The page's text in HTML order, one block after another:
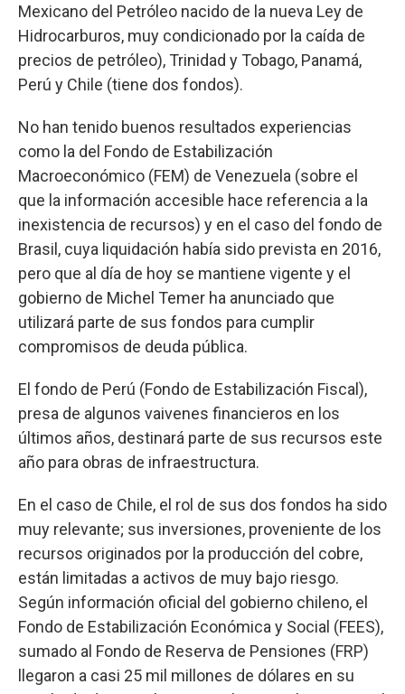
Mexicano del Petróleo nacido de la nueva Ley de
Hidrocarburos, muy condicionado por la caída de
precios de petróleo), Trinidad y Tobago, Panamá,
Perú y Chile (tiene dos fondos).
No han tenido buenos resultados experiencias
como la del Fondo de Estabilización
Macroeconómico (FEM) de Venezuela (sobre el
que la información accesible hace referencia a la
inexistencia de recursos) y en el caso del fondo de
Brasil, cuya liquidación había sido prevista en 2016,
pero que al día de hoy se mantiene vigente y el
gobierno de Michel Temer ha anunciado que
utilizará parte de sus fondos para cumplir
compromisos de deuda pública.
El fondo de Perú (Fondo de Estabilización Fiscal),
presa de algunos vaivenes financieros en los
últimos años, destinará parte de sus recursos este
año para obras de infraestructura.
En el caso de Chile, el rol de sus dos fondos ha sido
muy relevante; sus inversiones, proveniente de los
recursos originados por la producción del cobre,
están limitadas a activos de muy bajo riesgo.
Según información oficial del gobierno chileno, el
Fondo de Estabilización Económica y Social (FEES),
sumado al Fondo de Reserva de Pensiones (FRP)
llegaron a casi 25 mil millones de dólares en su